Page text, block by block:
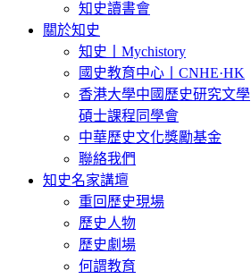
知史讀書會
關於知史
知史丨Mychistory
國史教育中心丨CNHE·HK
香港大學中國歷史研究文學
碩士課程同學會
中華歷史文化獎勵基金
聯絡我們
知史名家講壇
重回歷史現場
歷史人物
歷史劇場
何謂教育